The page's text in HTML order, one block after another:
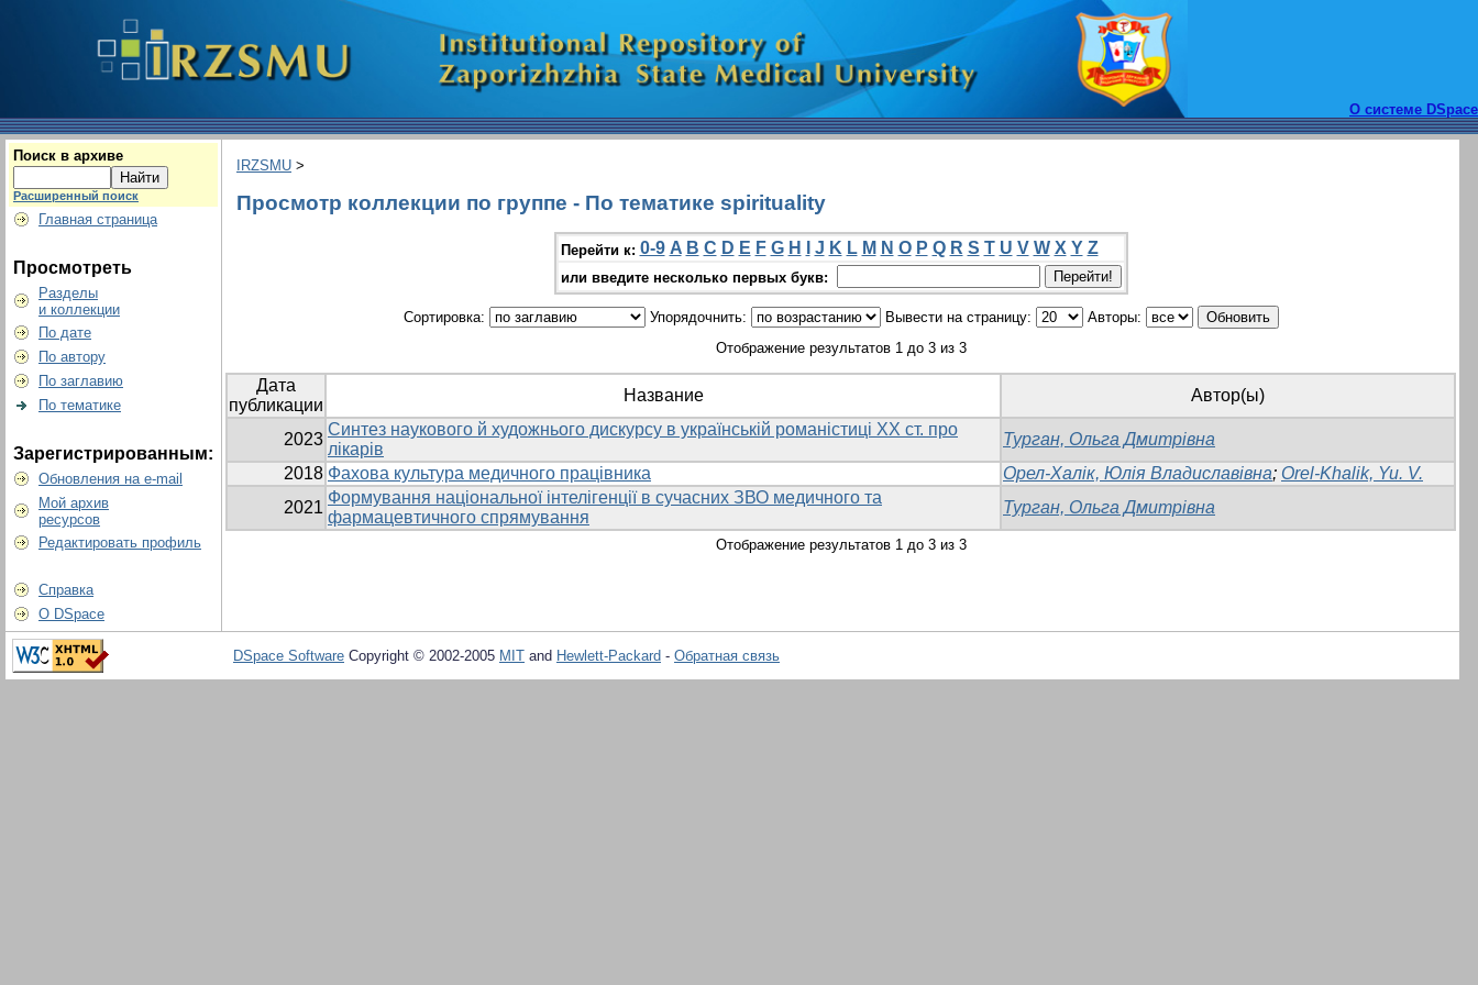
О системе DSpace
Поиск в архиве
Расширенный поиск
Главная страница
Просмотреть
Разделы
и коллекции
По дате
По автору
По заглавию
По тематике
Зарегистрированным:
Обновления на e-mail
Мой архив
ресурсов
Редактировать профиль
Справка
О DSpace
IRZSMU >
Просмотр коллекции по группе - По тематике spirituality
Перейти к: 0-9 A B C D E F G H J K L M N O P Q R S T U V W X Y Z
или введите несколько первых букв:
Сортировка: Упорядочнить: Вывести на страницу:
Авторы:
Отображение результатов 1 до 3 из 3
Дата
публикации
Название Автор(ы)
2023
Синтез наукового й художнього дискурсу в українській романістиці ХХ ст. про
лікарів
Турган, Ольга Дмитрівна
2018 Фахова культура медичного працівника Орел-Халік, Юлія Владиславівна; Orel-Khalik, Yu. V.
2021
Формування національної інтелігенції в сучасних ЗВО медичного та
фармацевтичного спрямування
Турган, Ольга Дмитрівна
Отображение результатов 1 до 3 из 3
DSpace Software Copyright © 2002-2005 MIT and Hewlett-Packard - Обратная связь